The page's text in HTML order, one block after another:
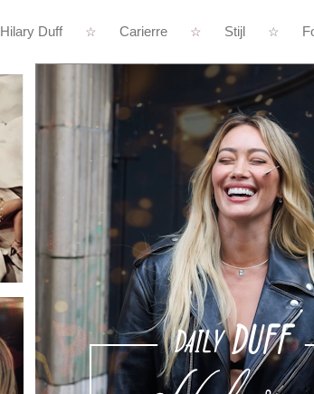
Hilary Duff Carierre Stijl